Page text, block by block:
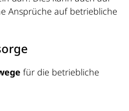
Ansprüche auf betriebliche
für die betriebliche